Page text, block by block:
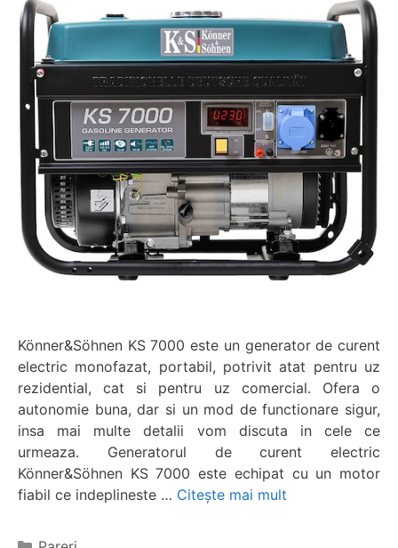
Könner&Söhnen KS 7000 este un generator de curent
electric monofazat, portabil, potrivit atat pentru uz
rezidential, cat si pentru uz comercial. Ofera o
autonomie buna, dar si un mod de functionare sigur,
insa mai multe detalii vom discuta in cele ce
urmeaza. Generatorul de curent electric
Könner&Söhnen KS 7000 este echipat cu un motor
fiabil ce indeplineste … Citește mai mult
Categorii